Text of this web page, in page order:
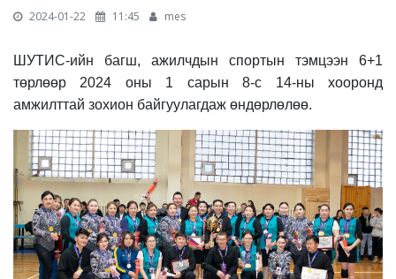
2024-01-22 11:45 mes
ШУТИС-ийн багш, ажилчдын спортын тэмцээн 6+1
төрлөөр 2024 оны 1 сарын8-с 14-ны хооронд
амжилттай зохион байгуулагдаж өндөрлөлөө.